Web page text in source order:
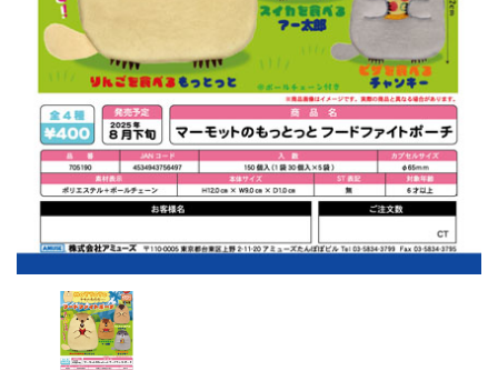
販促用カプセルトイ
よくあるご質問
ご利用ガイド
06-6282-7659